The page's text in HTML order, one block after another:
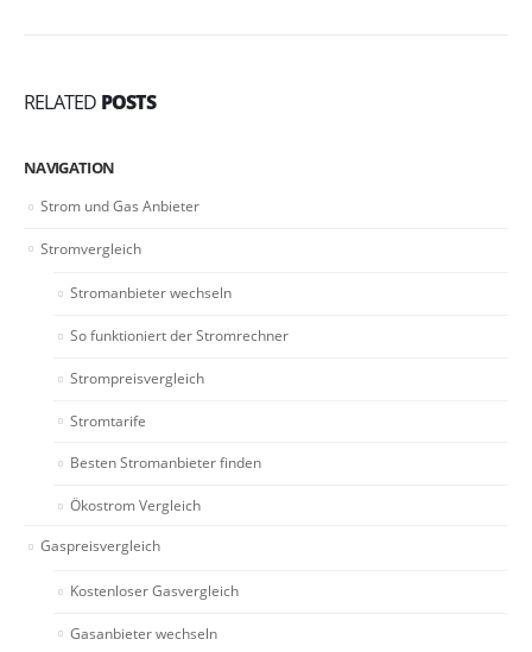
RELATED POSTS
NAVIGATION
Strom und Gas Anbieter
Stromvergleich
Stromanbieter wechseln
So funktioniert der Stromrechner
Strompreisvergleich
Stromtarife
Besten Stromanbieter finden
Ökostrom Vergleich
Gaspreisvergleich
Kostenloser Gasvergleich
Gasanbieter wechseln